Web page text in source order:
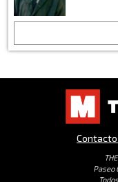
Paseo